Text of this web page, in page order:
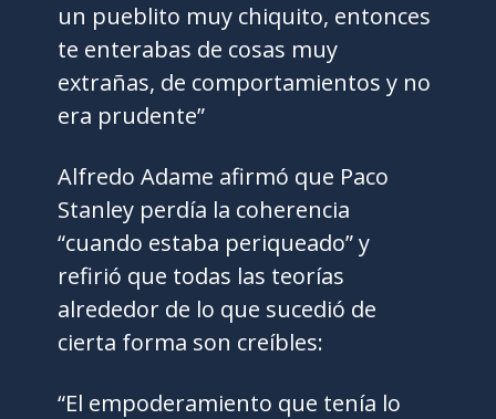
un pueblito muy chiquito, entonces
te enterabas de cosas muy
extrañas, de comportamientos y no
era prudente”
Alfredo Adame afirmó que Paco
Stanley perdía la coherencia
“cuando estaba periqueado” y
refirió que todas las teorías
alrededor de lo que sucedió de
cierta forma son creíbles:
“El empoderamiento que tenía lo